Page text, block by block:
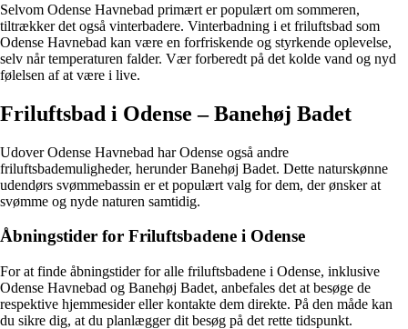
Selvom Odense Havnebad primært er populært om sommeren,
tiltrækker det også vinterbadere. Vinterbadning i et friluftsbad som
Odense Havnebad kan være en forfriskende og styrkende oplevelse,
selv når temperaturen falder. Vær forberedt på det kolde vand og nyd
følelsen af at være i live.
Friluftsbad i Odense – Banehøj Badet
Udover Odense Havnebad har Odense også andre
friluftsbademuligheder, herunder Banehøj Badet. Dette naturskønne
udendørs svømmebassin er et populært valg for dem, der ønsker at
svømme og nyde naturen samtidig.
Åbningstider for Friluftsbadene i Odense
For at finde åbningstider for alle friluftsbadene i Odense, inklusive
Odense Havnebad og Banehøj Badet, anbefales det at besøge de
respektive hjemmesider eller kontakte dem direkte. På den måde kan
du sikre dig, at du planlægger dit besøg på det rette tidspunkt.